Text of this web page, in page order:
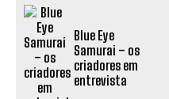
Blue Eye
Samurai – os
criadores em
entrevista